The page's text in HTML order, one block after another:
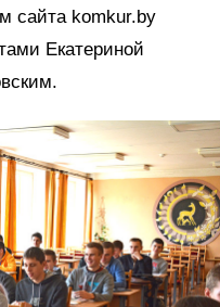
сайта komkur.by
Екатериной